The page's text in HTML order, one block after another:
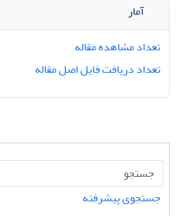
آمار
تعداد مشاهده مقاله
تعداد دریافت فایل اصل مقاله
جستجوی پیشرفته